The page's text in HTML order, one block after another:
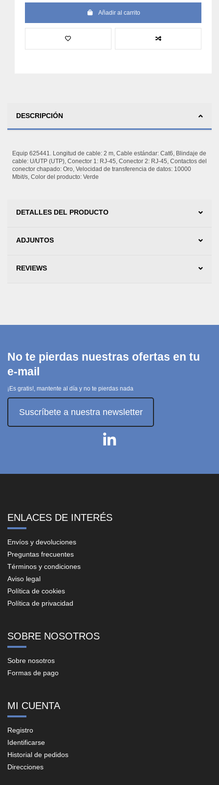
Añadir al carrito
DESCRIPCIÓN
Equip 625441. Longitud de cable: 2 m, Cable estándar: Cat6, Blindaje de
cable: U/UTP (UTP), Conector 1: RJ-45, Conector 2: RJ-45, Contactos del
conector chapado: Oro, Velocidad de transferencia de datos: 10000
Mbit/s, Color del producto: Verde
DETALLES DEL PRODUCTO
ADJUNTOS
REVIEWS
No te pierdas nuestras ofertas en tu
e-mail
¡Es gratis!, mantente al día y no te pierdas nada
Suscríbete a nuestra newsletter
ENLACES DE INTERÉS
Envíos y devoluciones
Preguntas frecuentes
Términos y condiciones
Aviso legal
Política de cookies
Política de privacidad
SOBRE NOSOTROS
Sobre nosotros
Formas de pago
MI CUENTA
Registro
Identificarse
Historial de pedidos
Direcciones